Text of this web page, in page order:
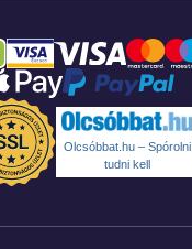
Olcsóbbat.hu – Spórolni
tudni kell